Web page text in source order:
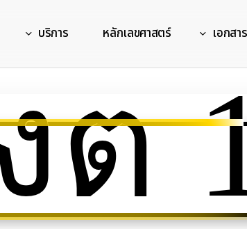
บริการ หลักเลขศาสตร์ เอกสา
ต